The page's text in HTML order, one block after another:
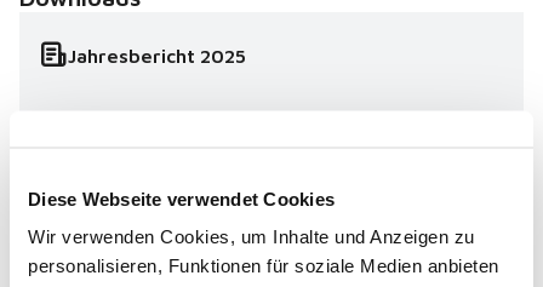
Diese Webseite verwendet Cookies
Wir verwenden Cookies, um Inhalte und Anzeigen zu
personalisieren, Funktionen für soziale Medien anbieten
Jahresbericht 2025
Jahresbericht 2023